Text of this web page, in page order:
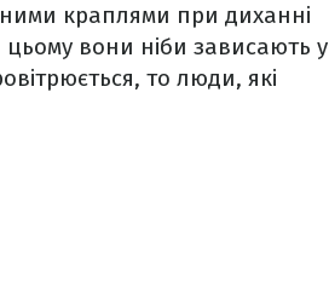
краплями при диханні
вони ніби зависають у
то люди, які